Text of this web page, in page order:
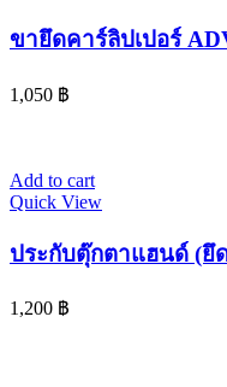
ขายึดคาร์ลิปเปอร์
1,050 ฿
Add to cart
Quick View
ประกับตุ๊กตาแฮนด์ (ยึ
1,200 ฿